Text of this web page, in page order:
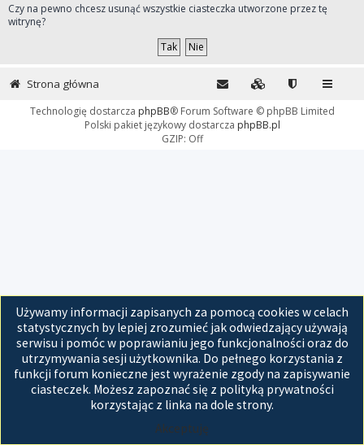
Czy na pewno chcesz usunąć wszystkie ciasteczka utworzone przez tę
witrynę?
Używamy informacji zapisanych za pomocą cookies w celach
statystycznych by lepiej zrozumieć jak odwiedzający używają
serwisu i pomóc w poprawianiu jego funkcjonalności oraz do
utrzymywania sesji użytkownika. Do pełnego korzystania z
funkcji forum konieczne jest wyrażenie zgody na zapisywanie
ciasteczek. Możesz zapoznać się z polityką prywatności
korzystając z linka na dole strony.
Akceptuję
Strona główna
Technologię dostarcza phpBB® Forum Software © phpBB Limited
Polski pakiet językowy dostarcza phpBB.pl
GZIP: Off